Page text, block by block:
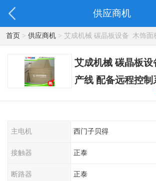
供应商机
首页> 供应商机> 艾成机械 碳晶板设备 木饰面
控制系统
艾成机械 碳晶板
产线 配备远程控制
主电机 西门子贝得
接触器 正泰
断路器 正泰